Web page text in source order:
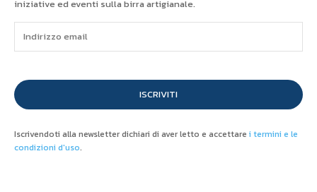
iniziative ed eventi sulla birra artigianale.
ISCRIVITI
Iscrivendoti alla newsletter dichiari di aver letto e accettare i termini e le
condizioni d'uso.